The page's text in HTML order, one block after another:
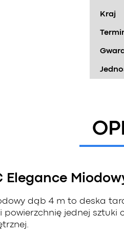
Kraj
Elegance
dąb 4 m to deska
powierzchnię jednej